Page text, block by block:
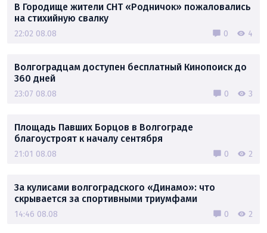
В Городище жители СНТ «Родничок» пожаловались
на стихийную свалку
22:02 08.08 0 4
Волгоградцам доступен бесплатный Кинопоиск до
360 дней
23:07 08.08 0 3
Площадь Павших Борцов в Волгограде
благоустроят к началу сентября
21:01 08.08 0 2
За кулисами волгоградского «Динамо»: что
скрывается за спортивными триумфами
14:46 08.08 0 2